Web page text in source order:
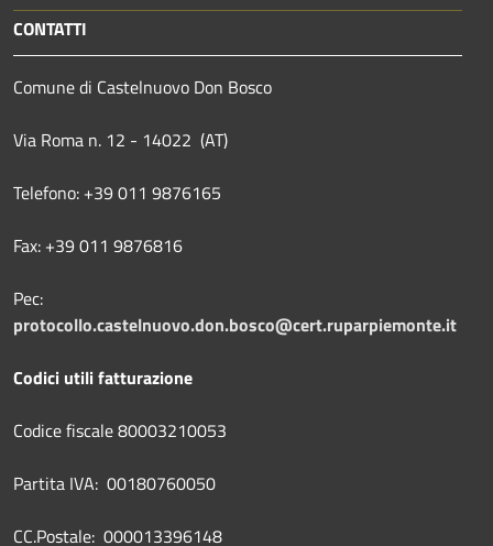
CONTATTI
Comune di Castelnuovo Don Bosco
Via Roma n. 12 - 14022 (AT)
Telefono: +39 011 9876165
Fax: +39 011 9876816
Pec:
protocollo.castelnuovo.don.bosco@cert.ruparpiemonte.it
Codici utili fatturazione
Codice fiscale 80003210053
Partita IVA: 00180760050
CC.Postale: 000013396148